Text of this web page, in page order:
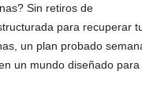
Sin retiros de
para recuperar
un plan probado
un mundo diseñado para